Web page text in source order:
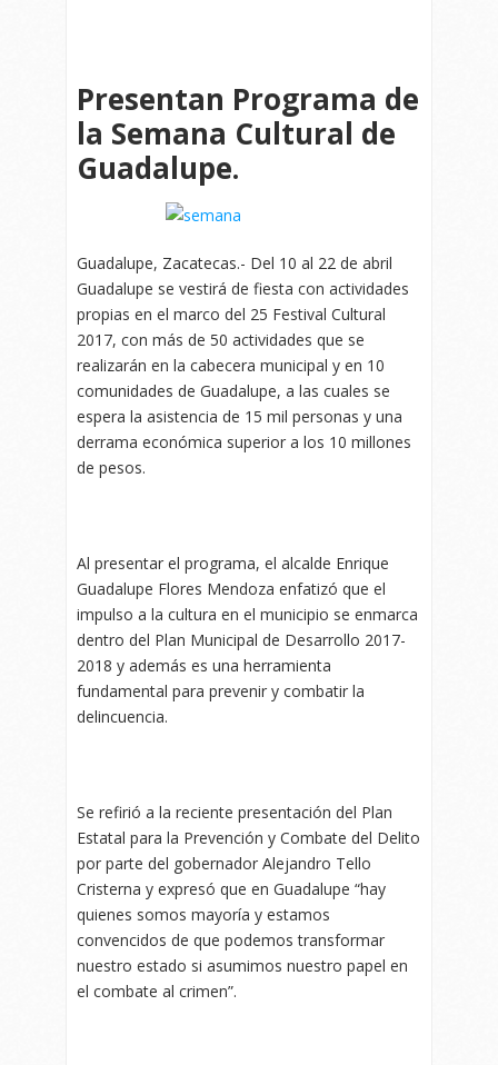
Presentan Programa de
la Semana Cultural de
Guadalupe.
Guadalupe, Zacatecas.- Del 10 al 22 de abril
Guadalupe se vestirá de fiesta con actividades
propias en el marco del 25 Festival Cultural
2017, con más de 50 actividades que se
realizarán en la cabecera municipal y en 10
comunidades de Guadalupe, a las cuales se
espera la asistencia de 15 mil personas y una
derrama económica superior a los 10 millones
de pesos.
Al presentar el programa, el alcalde Enrique
Guadalupe Flores Mendoza enfatizó que el
impulso a la cultura en el municipio se enmarca
dentro del Plan Municipal de Desarrollo 2017-
2018 y además es una herramienta
fundamental para prevenir y combatir la
delincuencia.
Se refirió a la reciente presentación del Plan
Estatal para la Prevención y Combate del Delito
por parte del gobernador Alejandro Tello
Cristerna y expresó que en Guadalupe “hay
quienes somos mayoría y estamos
convencidos de que podemos transformar
nuestro estado si asumimos nuestro papel en
el combate al crimen”.